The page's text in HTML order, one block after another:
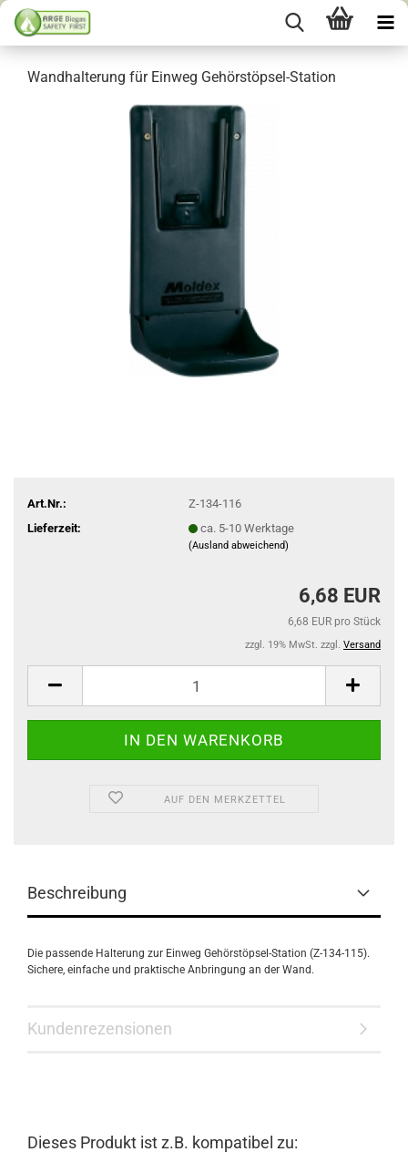
Wandhalterung für Einweg Gehörstöpsel-Station
Art.Nr.:
Z-134-116
Lieferzeit:
ca. 5-10 Werktage
(Ausland abweichend)
6,68 EUR
6,68 EUR pro Stück
zzgl. 19% MwSt. zzgl. Versand
AUF DEN MERKZETTEL
Beschreibung
Die passende Halterung zur Einweg Gehörstöpsel-Station (Z-134-115).
Sichere, einfache und praktische Anbringung an der Wand.
Kundenrezensionen
Dieses Produkt ist z.B. kompatibel zu: